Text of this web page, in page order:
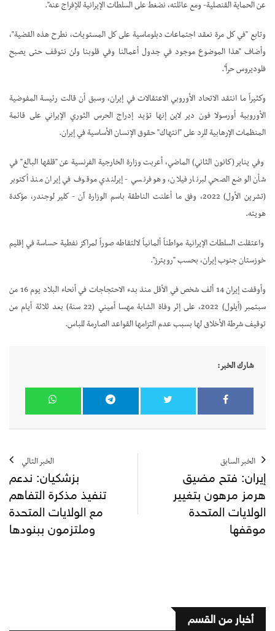
عن الحماية القنصلية- ومع عائلته، نضغط على السلطات الإيرانية للإفراج عنه".
وتابع "في كل مرة نعقد اجتماعات دبلوماسية على كل المستويات، نطرح هذه القضية"،
وأضاف "هذا الموضوع موجود في جدول أعمالنا وفي قلوبنا ولن نتوقف حتى يصبح
فلوديروس حراً".
وكثيراً ما انتقد الاتحاد الأوروبي الاعتقالات في إيران، وسبق أن قالت رئيسة المفوضية
الأوروبية أورسولا فون دير لاين إنها تؤيد إدراج الحرس الثوري الإيراني على قائمة
المنظمات الإرهابية للرد على "انتهاك" حقوق الإنسان الأساسية في إيران.
وفي يناير (كانون الثاني) الماضي، أعربت وزارة الخارجية الفرنسية عن "قلقها البالغ" في
شأن الوضع الصحي لبرنار فيلان، وهو فرنسي - إيرلندي موقوف في إيران منذ أكتوبر
(تشرين الأول) 2022، وفق ما أعلنت الناطقة باسم الوزارة آن - كلير لوجندر، مؤكدة
هويته.
واعتقلت السلطات الإيرانية مواطناً ألمانياً لالتقاطه صوراً لمراكز نفطية حساسة في إقليم
خوزستان جنوب إيران، بحسب "رويترز".
وأوقفت إيران 14 ألف شخص في الأقل منذ بدء الاحتجاجات في أنحاء البلاد يوم 16 من
سبتمبر (أيلول) 2022، على إثر وفاة الشابة مهسا أميني (22 سنة) بعد ثلاثة أيام من
توقيف شرطة الأخلاق لها بسبب عدم التزامها القواعد الصارمة للباس.
شارك الخبر:
الخبر السابق
إيران: فتح مضيق
هرمز مرهون بتغيير
الولايات المتحدة
موقفها
الخبر التالي
بزشكيان: ندعم
تنفيذ مذكرة التفاهم
مع الولايات المتحدة
وملتزمون ببنودها
أخبار من القسم